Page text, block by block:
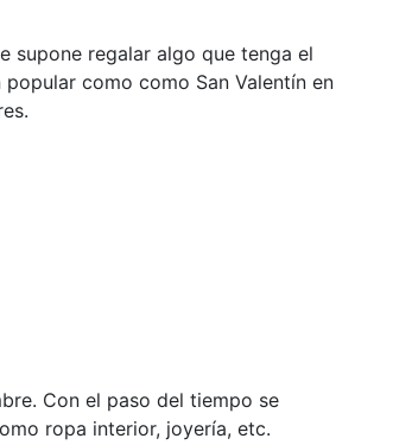
supone regalar algo que tenga el
como como San Valentín en
Con el paso del tiempo se
ropa interior, joyería, etc.